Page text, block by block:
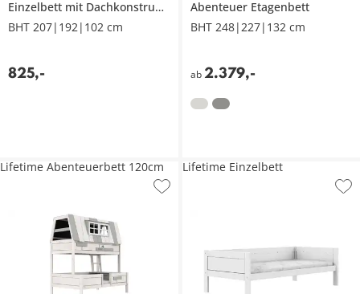
Einzelbett mit Dachkonstruktion
BHT 207|192|102 cm
825,-
Abenteuer Etagenbett
BHT 248|227|132 cm
ab 2.379,-
Lifetime Abenteuerbett 120cm Lifetime Einzelbett